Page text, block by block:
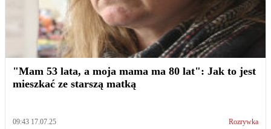
"Mam 53 lata, a moja mama ma 80 lat": Jak to jest
mieszkać ze starszą matką
09:43 17.07.25 Rozrywka